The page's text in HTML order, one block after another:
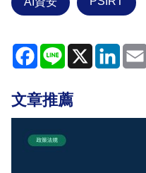
Facebook
Line X
文章推薦